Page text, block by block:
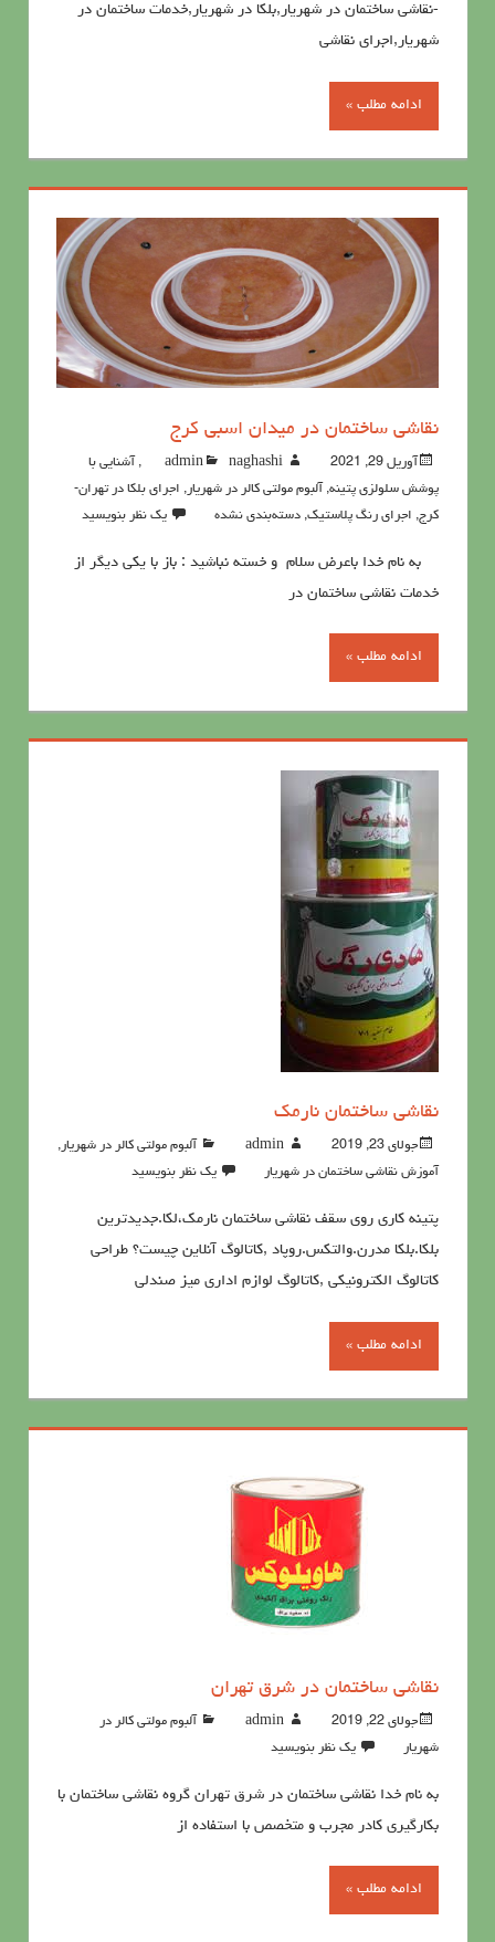
-نقاشی ساختمان در شهریار,بلکا در شهریار,خدمات ساختمان در
شهریار,اجرای نقاشی
ادامه مطلب »
نقاشی ساختمان در میدان اسبی کرج
آوریل 29, 2021 admin naghashi
, آشنايي با
پوشش سلولزي پتينه, آلبوم مولتی کالر در شهریار , اجرای بلکا در تهران-
کرج, اجرای رنگ پلاستیک, دسته‌بندی نشده یک نظر بنویسید
به نام خدا باعرض سلام و خسته نباشید : باز با یکی دیگر از
خدمات نقاشی ساختمان در
ادامه مطلب »
نقاشی ساختمان نارمک
جولای 23, 2019 admin آلبوم مولتی کالر در شهریار,
آموزش نقاشی ساختمان در شهریار
یک نظر بنویسید
پتینه کاری روی سقف نقاشی ساختمان نارمک،لکا.جدیدترین
بلکا.بلکا مدرن.والتکس.روپاد ,کاتالوگ آنلاین چیست؟ طراحی
کاتالوگ الکترونیکی ,کاتالوگ لوازم اداری میز صندلی
ادامه مطلب »
نقاشی ساختمان در شرق تهران
جولای 22, 2019 admin
آلبوم مولتی کالر در
شهریار
یک نظر بنویسید
به نام خدا نقاشی ساختمان در شرق تهران گروه نقاشی ساختمان با
بکارگیری کادر مجرب و متخصص با استفاده از
ادامه مطلب »